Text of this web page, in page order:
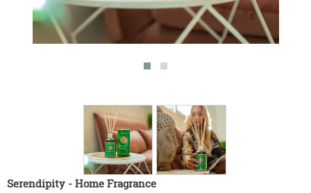
Serendipity - Home Fragrance